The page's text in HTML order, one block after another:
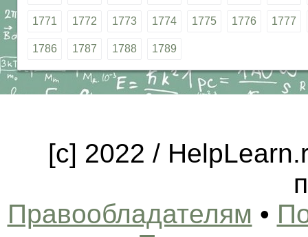
1771 1772 1773 1774 1775 1776 1777
1786 1787 1788 1789
[c] 2022 /
Правообладателям •